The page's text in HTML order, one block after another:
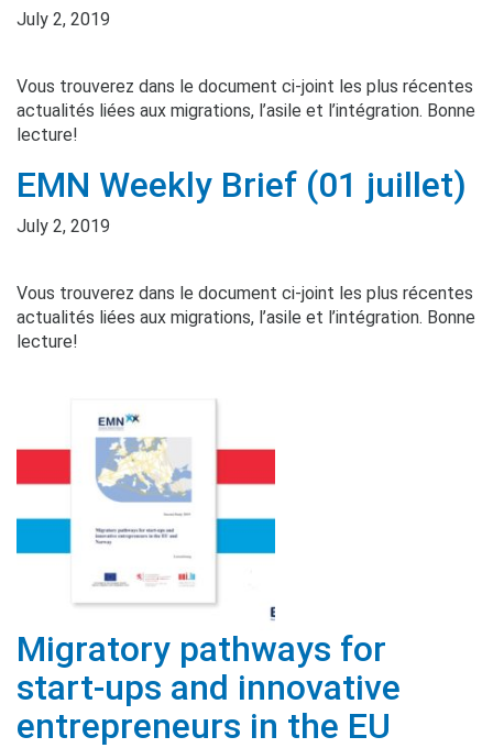
July 2, 2019
Vous trouverez dans le document ci-joint les plus récentes
actualités liées aux migrations, l’asile et l’intégration. Bonne
lecture!
EMN Weekly Brief (01 juillet)
July 2, 2019
Vous trouverez dans le document ci-joint les plus récentes
actualités liées aux migrations, l’asile et l’intégration. Bonne
lecture!
Migratory pathways for
start-ups and innovative
entrepreneurs in the EU